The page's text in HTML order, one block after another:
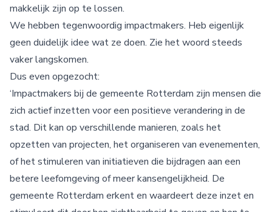
makkelijk zijn op te lossen.
We hebben tegenwoordig impactmakers. Heb eigenlijk
geen duidelijk idee wat ze doen. Zie het woord steeds
vaker langskomen.
Dus even opgezocht:
‘Impactmakers bij de gemeente Rotterdam zijn mensen die
zich actief inzetten voor een positieve verandering in de
stad. Dit kan op verschillende manieren, zoals het
opzetten van projecten, het organiseren van evenementen,
of het stimuleren van initiatieven die bijdragen aan een
betere leefomgeving of meer kansengelijkheid. De
gemeente Rotterdam erkent en waardeert deze inzet en